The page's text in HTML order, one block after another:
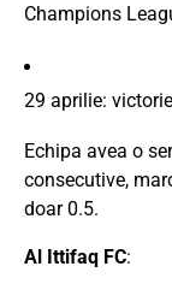
Champions
29 aprilie: victorie
Echipa avea o
consecutive,
doar0.5.
Al Ittifaq FC: